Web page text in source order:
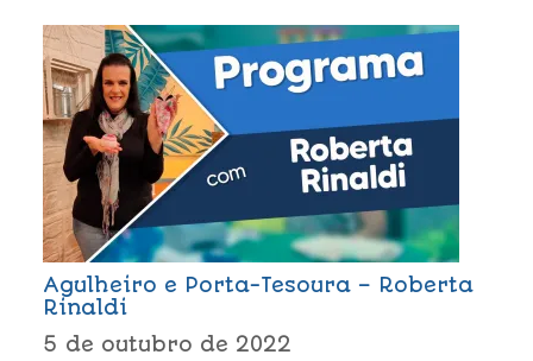
Agulheiro e Porta-Tesoura – Roberta
Rinaldi
5 de outubro de 2022